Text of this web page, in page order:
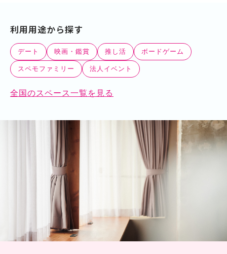
利用用途から探す
デート 映画・鑑賞 推し活 ボードゲーム
スペモファミリー 法人イベント
全国のスペース一覧を見る